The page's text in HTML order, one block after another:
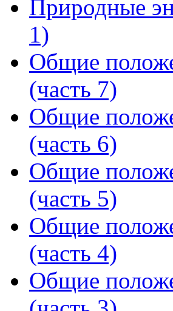
Природные
1)
Общие
(часть 7)
Общие
(часть 6)
Общие
(часть 5)
Общие
(часть 4)
Общие